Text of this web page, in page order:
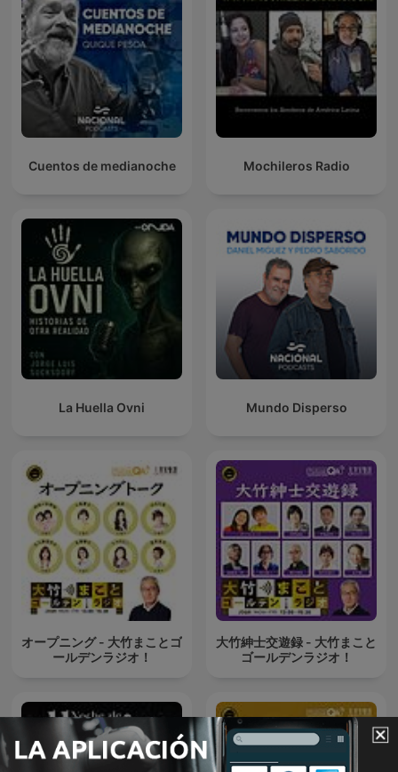
Cuentos de medianoche Mochileros Radio
La Huella Ovni Mundo Disperso
オープニング - 大竹まことゴ
ールデンラジオ！
大竹紳士交遊録 - 大竹まこと
ゴールデンラジオ！